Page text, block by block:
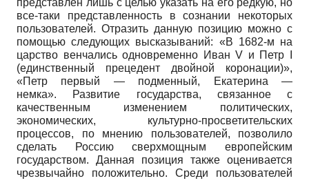
представлен лишь с целью указать на его редкую, но
все-таки представленность в сознании некоторых
пользователей. Отразить данную позицию можно с
помощью следующих высказываний: «В 1682-м на
царство венчались одновременно ИванV и Петр
(единственный прецедент двойной коронации)»,
«Петр первый — подменный, Екатерина —
немка». Развитие государства, связанное с
качественным изменением политических,
экономических, культурно-просветительских
процессов, по мнению пользователей, позволило
сделать Россию сверхмощным европейским
государством. Данная позиция также оценивается
чрезвычайно положительно. Среди пользователей